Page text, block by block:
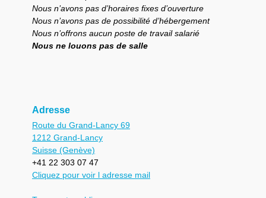
Nous n’avons pas d’horaires fixes d’ouverture
Nous n’avons pas de possibilité d’hébergement
Nous n’offrons aucun poste de travail salarié
Nous ne louons pas de salle
Adresse
Route du Grand-Lancy 69
1212 Grand-Lancy
Suisse (Genève)
+41 22 303 07 47
Cliquez pour voir l adresse mail